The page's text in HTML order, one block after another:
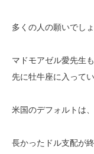
多くの人の願いでしょ
マドモアゼル愛先生
先に牡牛座に入って
米国のデフォルトは
長かったドル支配が終